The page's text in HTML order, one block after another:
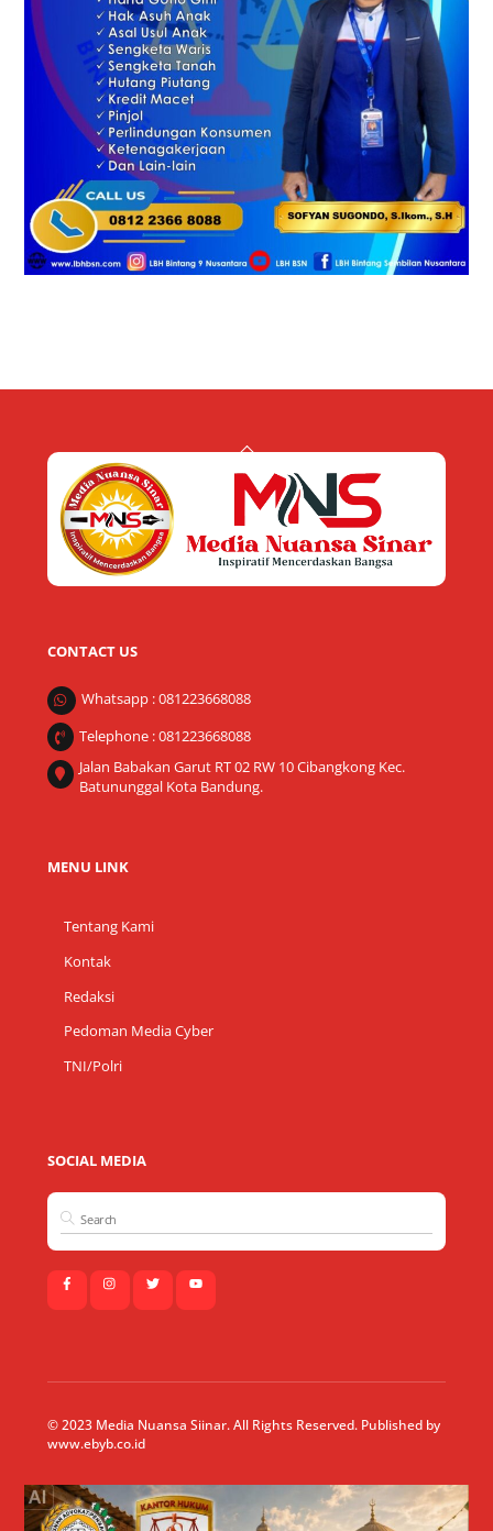
Back
Top
CONTACT US
Whatsapp : 081223668088
Telephone : 081223668088
Jalan Babakan Garut RT 02 RW 10 Cibangkong Kec.
Batununggal Kota Bandung.
MENU LINK
Tentang Kami
Kontak
Redaksi
Pedoman Media Cyber
TNI/Polri
SOCIAL MEDIA
© 2023 Media Nuansa Siinar. All Rights Reserved. Published by
www.ebyb.co.id